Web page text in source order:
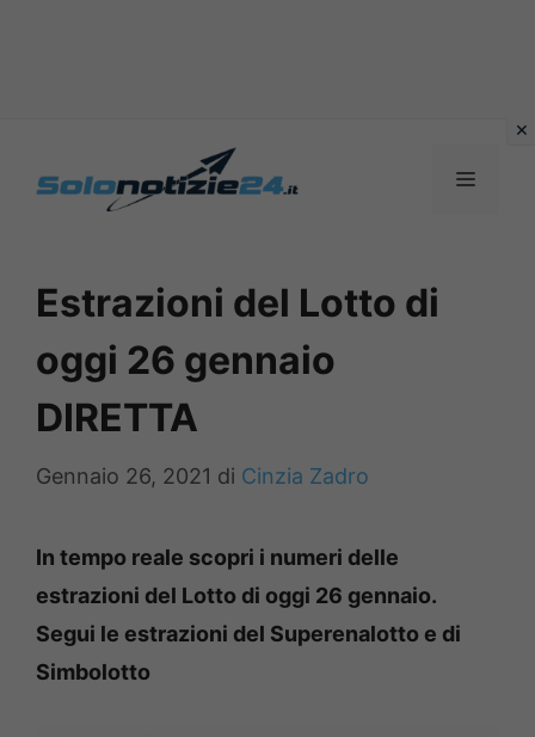
MENU
Estrazioni del Lotto di
oggi 26 gennaio
DIRETTA
Gennaio 26, 2021 di Cinzia Zadro
In tempo reale scopri i numeri delle
estrazioni del Lotto di oggi 26 gennaio.
Segui le estrazioni del Superenalotto e di
Simbolotto